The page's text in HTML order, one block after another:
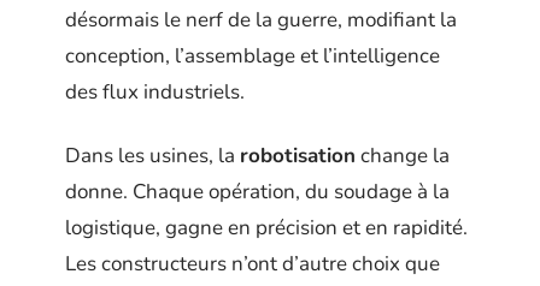
désormais le nerf de la guerre, modifiant la
conception, l’assemblage et l’intelligence
des flux industriels.
Dans les usines, la robotisation change la
donne. Chaque opération, du soudage à la
logistique, gagne en précision et en rapidité.
Les constructeurs n’ont d’autre choix que